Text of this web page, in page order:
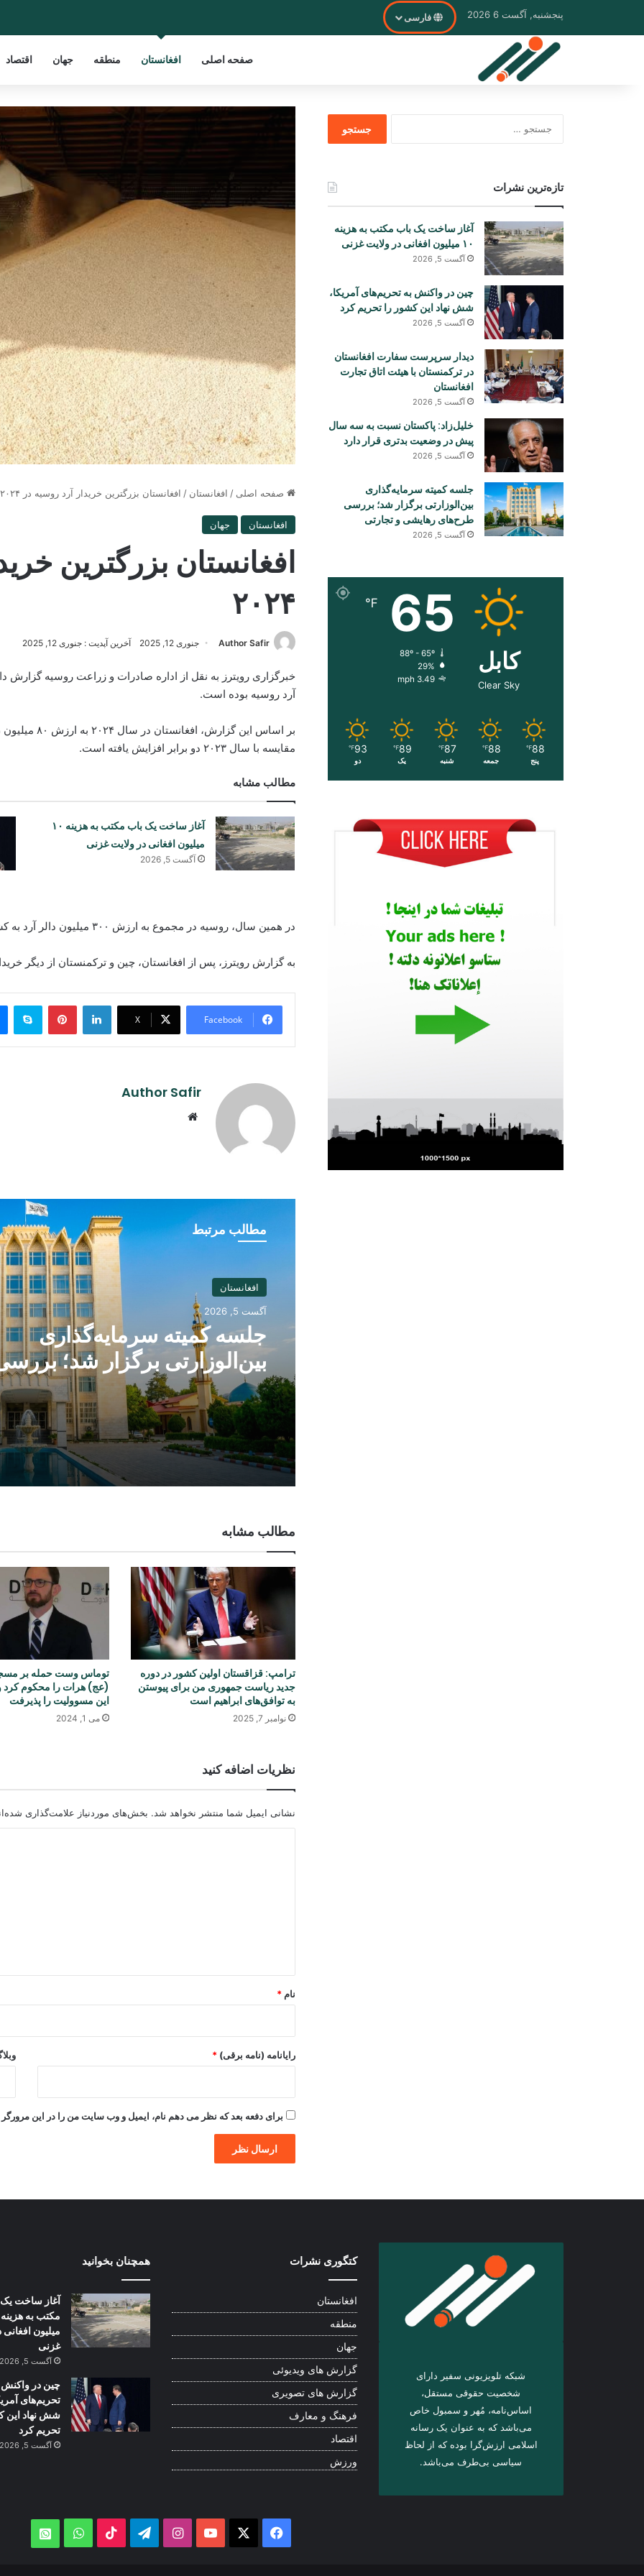
پنجشنبه, آگست 6 2026 فارسی
صفحه اصلی افغانستان منطقه جهان اقتصاد
صفحه اصلی / افغانستان / افغانستان بزرگترین خریدار آرد روسیه در ۲۰۲۴
افغانستان جهان
افغانستان بزرگترین
۲۰۲۴
Author Safir جنوری 12, 2025 آخرین آپدیت : جنوری 12, 2025
آرد روسیه بوده است.
بر اساس این
مقایسه با سال ۲۰۲۳ دو برابر افزایش یافته است.
مطالب مشابه
آغاز ساخت یک باب مکتب به هزینه ۱۰
میلیون افغانی در ولایت غزنی
آگست 5, 2026
در همین سال، روسیه در مجموع به ارزش ۳۰۰ میلیون دالر آرد به کشورهای خارجی صادر کرده است.
به گزارش رویترز، پس از افغانستان، چین و ترکمنستان از دیگر
Facebook
X
LinkedIn
Pinterest
Author Safir
مطالب مرتبط
افغانستان
آگست 5, 2026
جلسه کمیته سرمایه‌گذاری
بین‌الوزارتی برگزار شد؛
طرح‌های رهایشی و تجارتی
مطالب مشابه
ترامپ: قزاقستان اولین کشور در دوره
جدید ریاست‌ جمهوری من برای پیوستن
به توافق‌های ابراهیم است
نوامبر 7, 2025
توماس وست حمله بر
(عج) هرات را محکوم
این مسوولیت را پذیرفت
می 1, 2024
نظریات اضافه کنید
نشانی ایمیل شما منتشر نخواهد شد. بخش‌های موردنیاز علامت‌گذاری
نام *
رایانامه (نامه برقی) *
برای دفعه بعد که نظر می دهم نام، ایمیل و وب سایت من را در این مرورگر
تازه‌ترین نشرات
آغاز ساخت یک باب مکتب به هزینه
۱۰ میلیون افغانی در ولایت غزنی
آگست 5, 2026
چین در واکنش به تحریم‌های آمریکا،
شش نهاد این کشور را تحریم کرد
آگست 5, 2026
دیدار سرپرست سفارت افغانستان
در ترکمنستان با هیئت اتاق تجارت
افغانستان
آگست 5, 2026
خلیل‌زاد: پاکستان نسبت به سه سال
پیش در وضعیت بدتری قرار دارد
آگست 5, 2026
جلسه کمیته سرمایه‌گذاری
بین‌الوزارتی برگزار شد؛ بررسی
طرح‌های رهایشی و تجارتی
آگست 5, 2026
کابل
Clear Sky
65
℉
88º - 65º
29%
3.49 mph
88
℉
پنج
88
℉
جمعه
87
℉
شنبه
89
℉
یک
93
℉
دو
شبکه تلویزیونی سفیر دارای
شخصیت حقوقی مستقل،
اساس‌نامه، مُهر و سمبول خاص
می‌باشد که به عنوان یک رسانه
اسلامی ارزش‌گرا بوده که از لحاظ
سیاسی بی‌طرف می‌باشد.
کتگوری نشرات
افغانستان
منطقه
جهان
گزارش های ویدیوئی
گزارش های تصویری
فرهنگ و معارف
اقتصاد
ورزش
همچنان بخوانید
آغاز ساخت
میلیون افغانی
غزنی
آگست 5, 2026
چین در واکنش
تحریم‌های
شش نهاد این
تحریم کرد
آگست 5, 2026
Facebook
YouTube
Instagram
Telegram
TikTok
WhatsApp